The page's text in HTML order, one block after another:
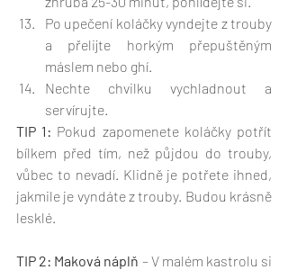
Po upečení koláčky vyndejte z trouby
a přelijte horkým přepuštěným
máslem nebo ghí.
Nechte chvilku vychladnout a
servírujte.
TIP 1: Pokud zapomenete koláčky potřít
bílkem před tím, než půjdou do trouby,
vůbec to nevadí. Klidně je potřete ihned,
jakmile je vyndáte z trouby. Budou krásně
lesklé.
TIP 2: Maková náplň – V malém kastrolu si